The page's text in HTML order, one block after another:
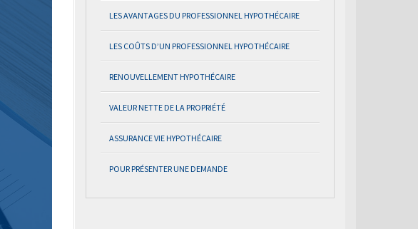
LES AVANTAGES DU PROFESSIONNEL HYPOTHÉCAIRE
LES COÛTS D’UN PROFESSIONNEL HYPOTHÉCAIRE
RENOUVELLEMENT HYPOTHÉCAIRE
VALEUR NETTE DE LA PROPRIÉTÉ
ASSURANCE VIE HYPOTHÉCAIRE
POUR PRÉSENTER UNE DEMANDE